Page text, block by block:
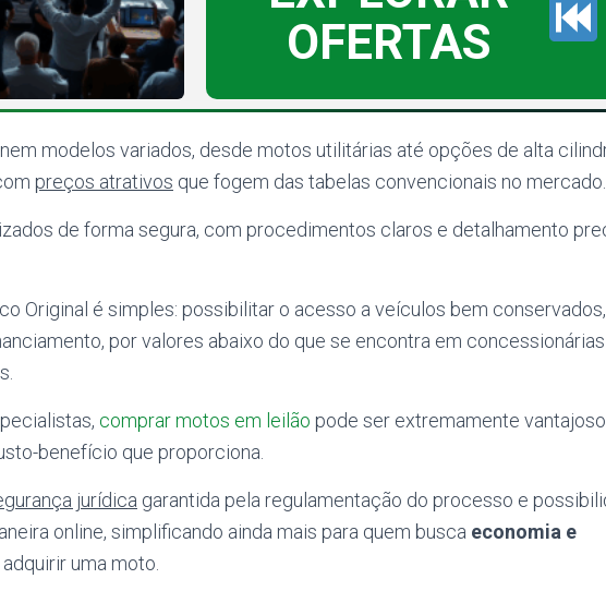
OFERTAS
modelos variados, desde motos utilitárias até opções de alta
preços atrativos que fogem das tabelas convencionais no mercado.
de forma segura, com procedimentos claros e detalhamento
Original é simples: possibilitar o acesso a veículos bem conservados,
por valores abaixo do que se encontra em
comprar motos em leilão pode ser extremamente vantajoso
benefício que proporciona.
jurídica garantida pela regulamentação do processo e
online, simplificando ainda mais para quem busca economia e
adquirir uma moto.